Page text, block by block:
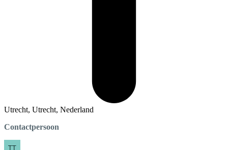
Utrecht, Utrecht, Nederland
Contactpersoon